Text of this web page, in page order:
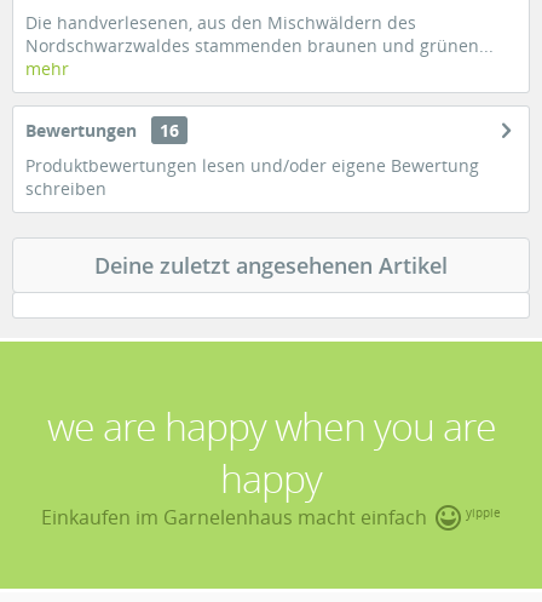
Die handverlesenen, aus den Mischwäldern des
Nordschwarzwaldes stammenden braunen und grünen...
mehr
Bewertungen
16
Produktbewertungen lesen und/oder eigene Bewertung
schreiben
Deine zuletzt angesehenen Artikel
we are happy when you are
happy
Einkaufen im Garnelenhaus macht einfach yippie